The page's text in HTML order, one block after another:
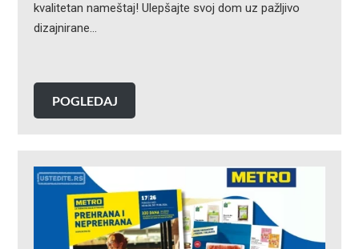
kvalitetan nameštaj! Ulepšajte svoj dom uz pažljivo
dizajnirane…
POGLEDAJ